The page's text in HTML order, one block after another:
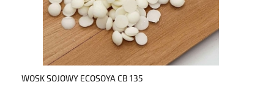
WOSK SOJOWY ECOSOYA CB 135
do koszyka